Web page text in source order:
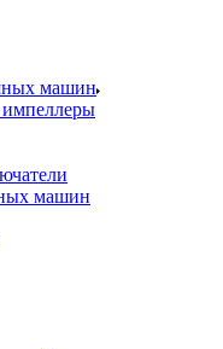
машин
импеллеры
машин